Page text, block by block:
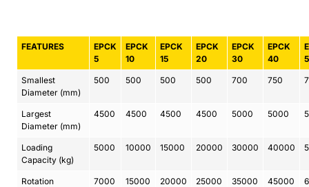
FEATURES
EPCK
5
EPCK
10
EPCK
15
EPCK
20
EPCK
30
EPCK
40
Smallest
Diameter (mm)
500 500 500 500 700 750
Largest
Diameter (mm)
4500 4500 4500 4500 5000 5000
Loading
Capacity (kg)
5000 10000 15000 20000 30000 40000
Rotation
7000 15000 20000 25000 35000 45000